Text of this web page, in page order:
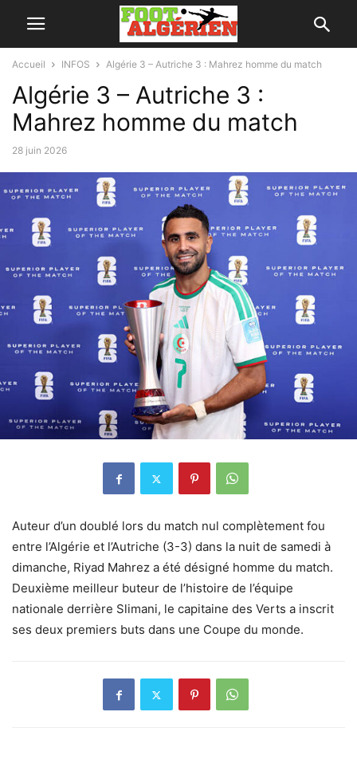
Accueil INFOS Algérie 3 – Autriche 3 : Mahrez homme du match
Algérie 3 – Autriche 3 :
Mahrez homme du match
28 juin 2026
Auteur d’un doublé lors du match nul complètement fou
entre l’Algérie et l’Autriche (3-3) dans la nuit de samedi à
dimanche, Riyad Mahrez a été désigné homme du match.
Deuxième meilleur buteur de l’histoire de l’équipe
nationale derrière Slimani, le capitaine des Verts a inscrit
ses deux premiers buts dans une Coupe du monde.